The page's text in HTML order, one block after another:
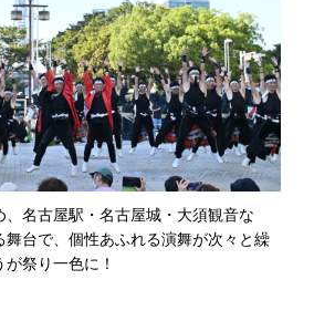
、名古屋駅・名古屋城・大須観音な
舞台で、個性あふれる演舞が次々と繰
祭り一色に！